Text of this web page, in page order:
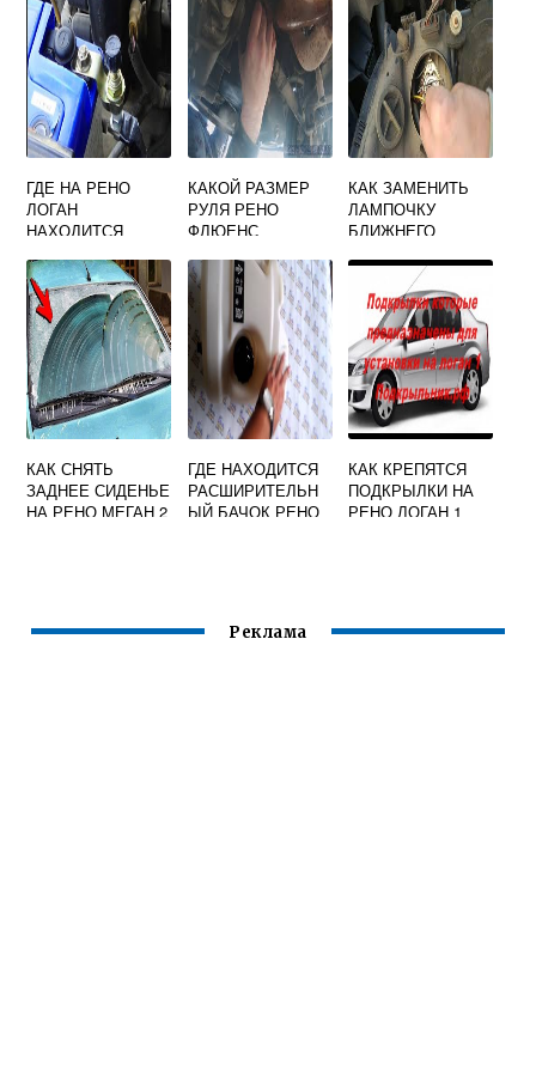
ГДЕ НА РЕНО
ЛОГАН
НАХОДИТСЯ
КАКОЙ РАЗМЕР
РУЛЯ РЕНО
ФЛЮЕНС
КАК ЗАМЕНИТЬ
ЛАМПОЧКУ
БЛИЖНЕГО
КЛИО 3
КАК СНЯТЬ
ЗАДНЕЕ СИДЕНЬЕ
НА РЕНО МЕГАН 2
ГДЕ НАХОДИТСЯ
РАСШИРИТЕЛЬН
ЫЙ БАЧОК РЕНО
КАК КРЕПЯТСЯ
ПОДКРЫЛКИ НА
РЕНО ЛОГАН 1
Реклама